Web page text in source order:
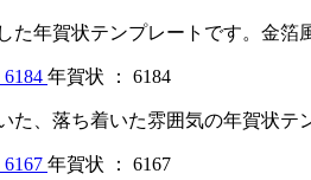
た年賀状テンプレートです。金
年賀状 ： 6184
た、落ち着いた雰囲気の年賀状
年賀状 ： 6167